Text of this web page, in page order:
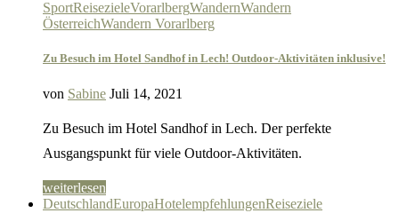
SportReisezieleVorarlbergWandernWandern
ÖsterreichWandern Vorarlberg
Zu Besuch im Hotel Sandhof in Lech! Outdoor-Aktivitäten inklusive!
von Sabine Juli 14, 2021
Zu Besuch im Hotel Sandhof in Lech. Der perfekte
Ausgangspunkt für viele Outdoor-Aktivitäten.
weiterlesen
DeutschlandEuropaHotelempfehlungenReiseziele